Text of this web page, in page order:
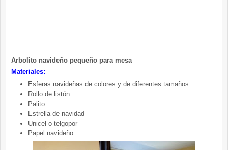
Arbolito navideño pequeño para mesa
Materiales:
Esferas navideñas de colores y de diferentes tamaños
Rollo de listón
Palito
Estrella de navidad
Unicel o telgopor
Papel navideño